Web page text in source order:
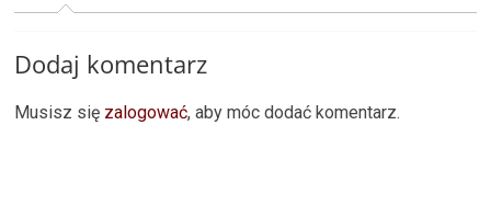
Dodaj komentarz
Musisz się zalogować, aby móc dodać komentarz.